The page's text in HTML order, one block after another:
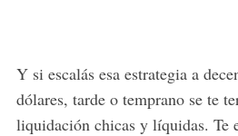
Y si escalás esa estrategia a
dólares, tarde o temprano se te
liquidación chicas y líquidas. Te